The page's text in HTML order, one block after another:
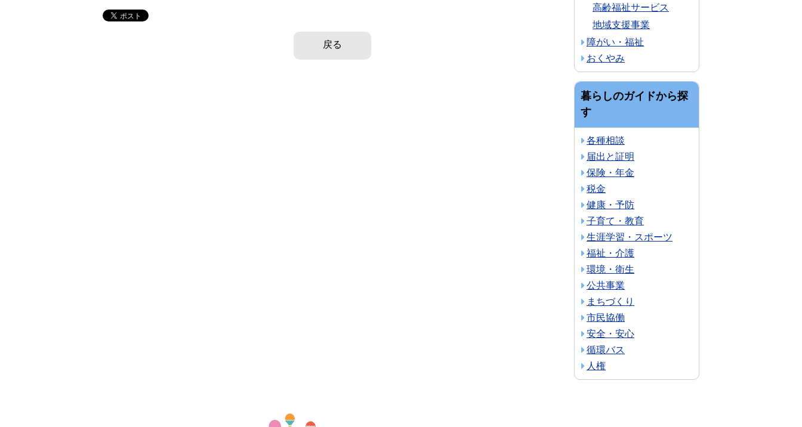
戻る
高齢福祉サービス
地域支援事業
障がい・福祉
おくやみ
暮らしのガイドから探
す
各種相談
届出と証明
保険・年金
税金
健康・予防
子育て・教育
生涯学習・スポーツ
福祉・介護
環境・衛生
公共事業
まちづくり
市民協働
安全・安心
循環バス
人権